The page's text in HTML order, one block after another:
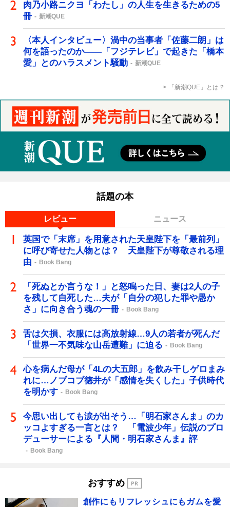
肉乃小路ニクヨ「わたし」の人生を生きるための5
冊
新潮QUE
〈本人インタビュー〉渦中の当事者「佐藤二朗」は
何を語ったのか――「フジテレビ」で起きた「橋本
愛」とのハラスメント騒動
新潮QUE
「新潮QUE」とは？
話題の本
レビュー ニュース
英国で「末席」を用意された天皇陛下を「最前列」
に呼び寄せた人物とは？ 天皇陛下が尊敬される理
由
Book Bang
「死ぬとか言うな！」と怒鳴った日、妻は2人の子
を残して自死した…夫が「自分の犯した罪や愚か
さ」に向き合う魂の一冊
Book Bang
舌は欠損、衣服には高放射線…9人の若者が死んだ
「世界一不気味な山岳遭難」に迫る
Book Bang
心を病んだ母が「4Lの大五郎」を飲み干しゲロまみ
れに…ノブコブ徳井が「感情を失くした」子供時代
を明かす
Book Bang
今思い出しても涙が出そう…「明石家さんま」のカ
ッコよすぎる一言とは？ 「電波少年」伝説のプロ
デューサーによる『人間・明石家さんま』評
Book Bang
おすすめ
創作にもリフレッシュにもガムを愛